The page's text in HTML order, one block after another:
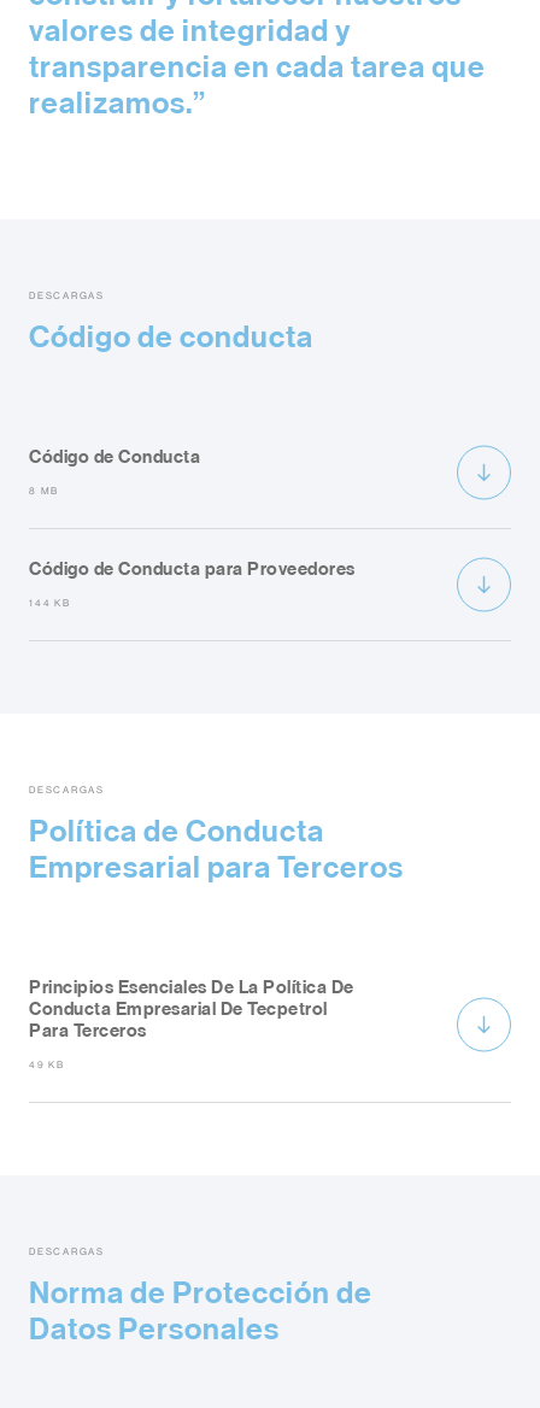
valores de integridad y
transparencia en cada tarea que
realizamos.
DESCARGAS
Código de conducta
Código de Conducta
8 MB
Código de Conducta para Proveedores
144 KB
DESCARGAS
Política de Conducta
Empresarial para Terceros
Principios Esenciales De La Política De
Conducta Empresarial De Tecpetrol
Para Terceros
49 KB
DESCARGAS
Norma de Protección de
Datos Personales